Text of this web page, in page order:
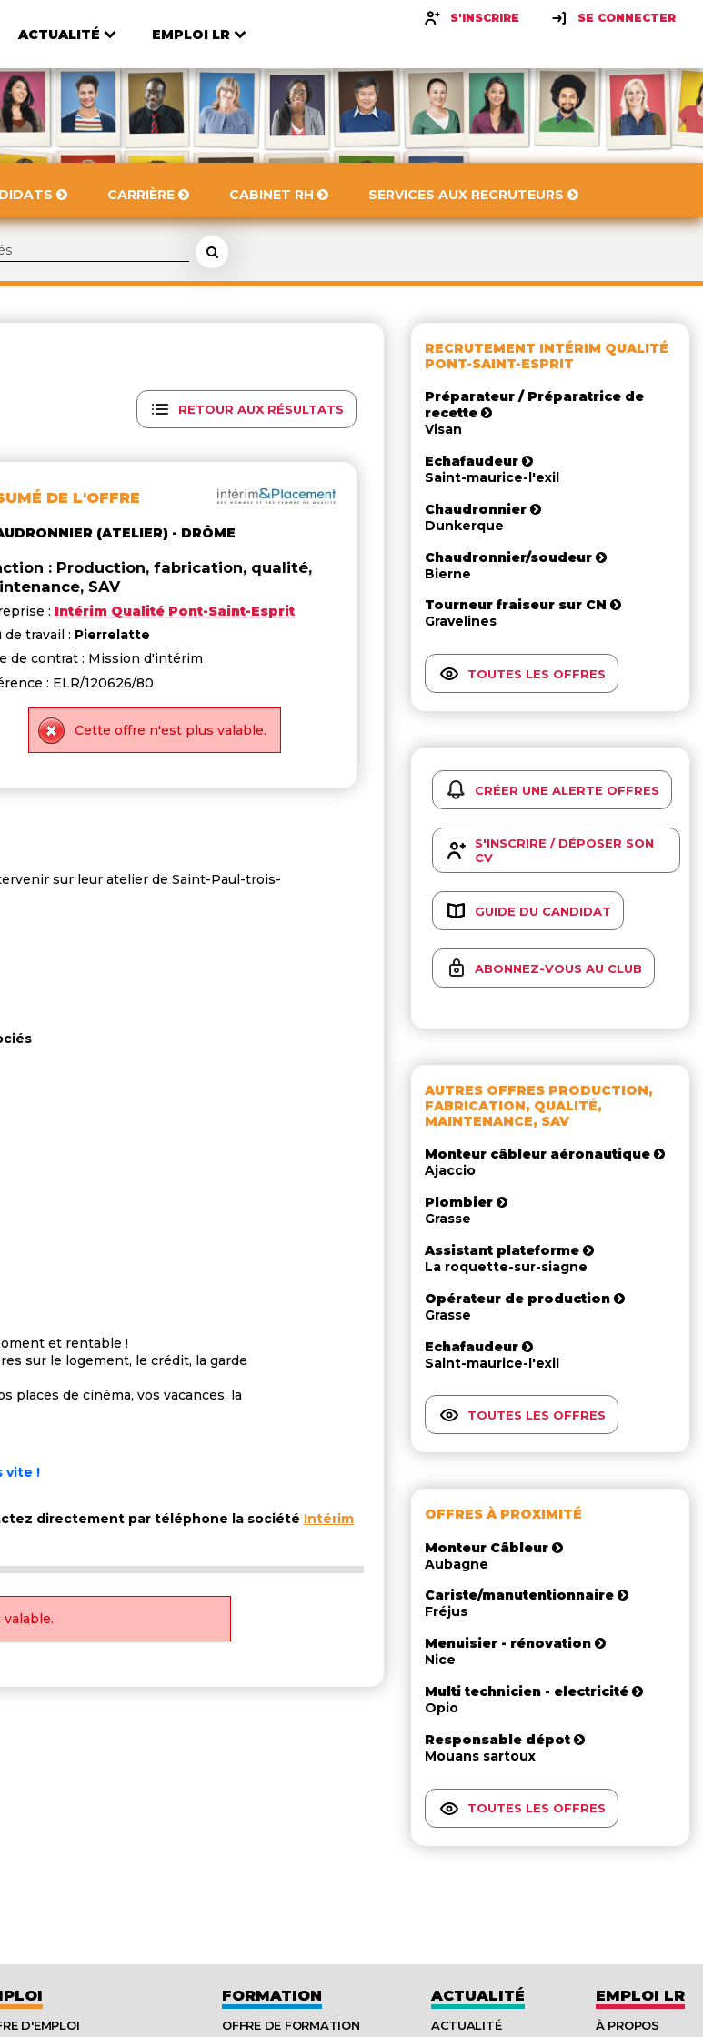
ACTUALITÉ EMPLOI LR
S'INSCRIRE SE CONNECTER
CARRIÈRE CABINET RH SERVICES AUX RECRUTEURS
RETOUR AUX RÉSULTATS
DE L'OFFRE
(ATELIER) - DRÔME
: Production, fabrication, qualité,
SAV
: Intérim Qualité Pont-Saint-Esprit
de travail : Pierrelatte
de contrat : Mission d'intérim
: ELR/120626/80
Cette offre n'est plus valable.
sur leur atelier de Saint-Paul-trois-
et rentable !
sur le logement, le crédit, la garde
places de cinéma, vos vacances, la
vite !
directement par téléphone la société Intérim
RECRUTEMENT INTÉRIM QUALITÉ
PONT-SAINT-ESPRIT
Préparateur / Préparatrice de
recette
Visan
Echafaudeur
Saint-maurice-l'exil
Chaudronnier
Dunkerque
Chaudronnier/soudeur
Bierne
Tourneur fraiseur sur CN
Gravelines
TOUTES LES OFFRES
CRÉER UNE ALERTE OFFRES
S'INSCRIRE / DÉPOSER SON
CV
GUIDE DU CANDIDAT
ABONNEZ-VOUS AU CLUB
AUTRES OFFRES PRODUCTION,
FABRICATION, QUALITÉ,
MAINTENANCE, SAV
Monteur câbleur aéronautique
Ajaccio
Plombier
Grasse
Assistant plateforme
La roquette-sur-siagne
Opérateur de production
Grasse
Echafaudeur
Saint-maurice-l'exil
TOUTES LES OFFRES
OFFRES À PROXIMITÉ
Monteur Câbleur
Aubagne
Cariste/manutentionnaire
Fréjus
Menuisier - rénovation
Nice
Multi technicien - electricité
Opio
Responsable dépot
Mouans sartoux
TOUTES LES OFFRES
D'EMPLOI
FORMATION
OFFRE DE FORMATION
ACTUALITÉ
ACTUALITÉ
EMPLOI LR
À PROPOS